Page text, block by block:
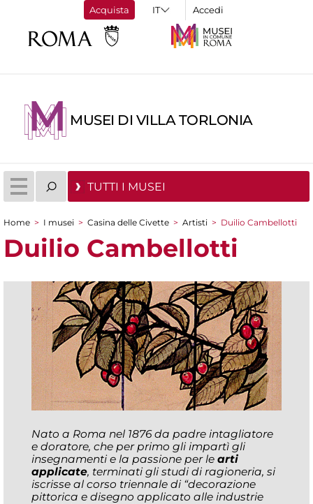
Acquista Accedi
MUSEI DI VILLA TORLONIA
TUTTI I MUSEI
Tu sei qui
Home > I musei > Casina delle Civette > Artisti > Duilio Cambellotti
Duilio Cambellotti
Nato a Roma nel 1876 da padre intagliatore
e doratore, che per primo gli impartì gli
insegnamenti e la passione per le arti
applicate, terminati gli studi di ragioneria, si
iscrisse al corso triennale di “decorazione
pittorica e disegno applicato alle industrie